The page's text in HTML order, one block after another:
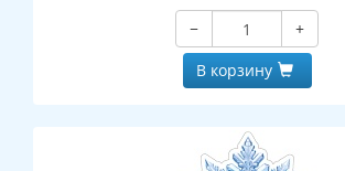
−
+
В корзину